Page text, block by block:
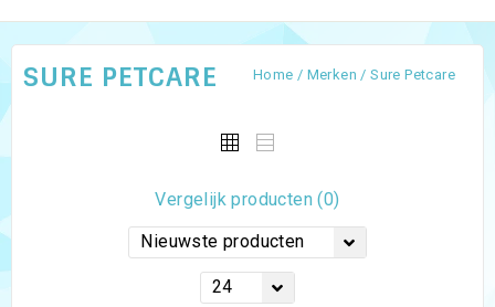
SURE PETCARE Home / Merken /Sure Petcare
Vergelijk producten (0)
Nieuwste producten
24